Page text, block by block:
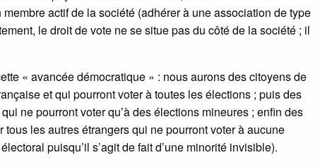
actif de la société (adhérer à une association de type
le droit de vote ne se situe pas du côté de la société ; il
« avancée démocratique » : nous aurons des citoyens de
et qui pourront voter à toutes les élections ; puis des
ne pourront voter qu’à des élections mineures ; enfin des
les autres étrangers qui ne pourront voter à aucune
puisqu’il s’agit de fait d’une minorité invisible).